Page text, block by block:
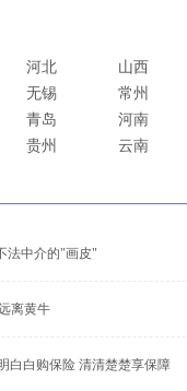
河北 山西
无锡 常州
青岛 河南
贵州 云南
法中介的"画皮"
离黄牛
白白购保险 清清楚楚享保障